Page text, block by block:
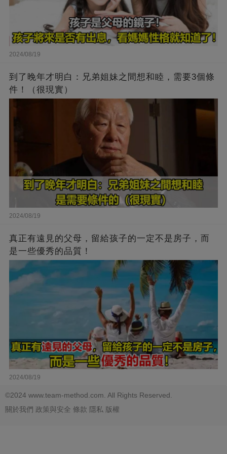
2024/08/19
到了晚年才明白：兄弟姐妹之間想和睦，需要3個條
件！（很現實）
2024/08/19
真正有遠見的父母，留給孩子的一定不是房子，而
是一些優秀的品質！
2024/08/19
©2024 www.team-method.com. All Rights Reserved.
關於我們 政策與安全 條款 隱私 版權